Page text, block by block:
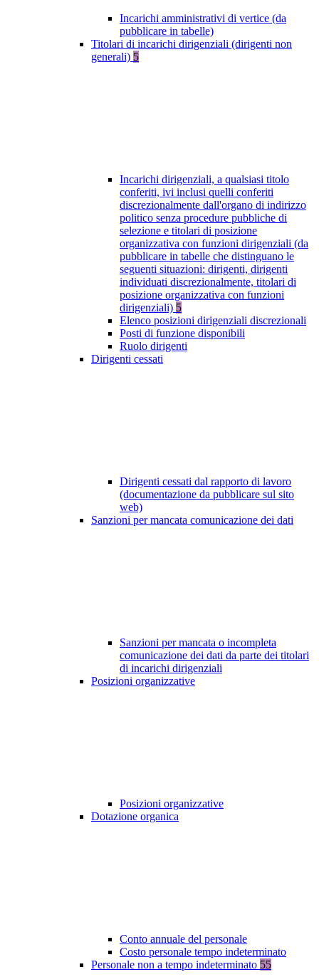
Incarichi amministrativi di vertice (da
pubblicare in tabelle)
Titolari di incarichi dirigenziali (dirigenti non
generali) 5
Incarichi dirigenziali, a qualsiasi titolo
conferiti, ivi inclusi quelli conferiti
discrezionalmente dall'organo di indirizzo
politico senza procedure pubbliche di
selezione e titolari di posizione
organizzativa con funzioni dirigenziali (da
pubblicare in tabelle che distinguano le
seguenti situazioni: dirigenti, dirigenti
individuati discrezionalmente, titolari di
posizione organizzativa con funzioni
dirigenziali) 5
Elenco posizioni dirigenziali discrezionali
Posti di funzione disponibili
Ruolo dirigenti
Dirigenti cessati
Dirigenti cessati dal rapporto di lavoro
(documentazione da pubblicare sul sito
web)
Sanzioni per mancata comunicazione dei dati
Sanzioni per mancata o incompleta
comunicazione dei dati da parte dei titolari
di incarichi dirigenziali
Posizioni organizzative
Posizioni organizzative
Dotazione organica
Conto annuale del personale
Costo personale tempo indeterminato
Personale non a tempo indeterminato 55